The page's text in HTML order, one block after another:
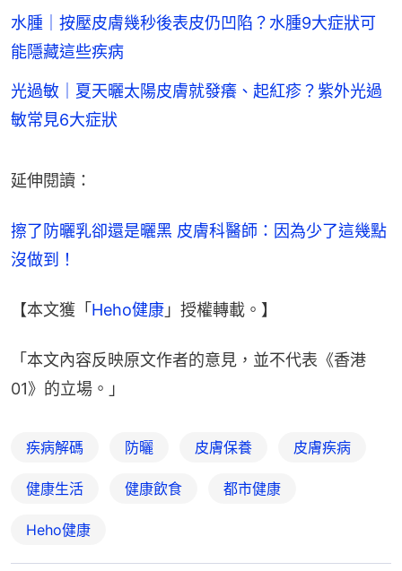
水腫｜按壓皮膚幾秒後表皮仍凹陷？水腫9大症狀可
能隱藏這些疾病
光過敏｜夏天曬太陽皮膚就發癢、起紅疹？紫外光過
敏常見6大症狀
延伸閱讀：
擦了防曬乳卻還是曬黑 皮膚科醫師：因為少了這幾點
沒做到！
【本文獲「Heho健康 」授權轉載。】
「本文內容反映原文作者的意見，並不代表《香港
01》的立場。」
疾病解碼 防曬 皮膚保養 皮膚疾病
健康生活 健康飲食 都市健康
Heho健康